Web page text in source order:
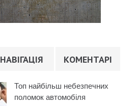
НАВІГАЦІЯ КОМЕНТАРІ
Топ найбільш небезпечних
поломок автомобіля